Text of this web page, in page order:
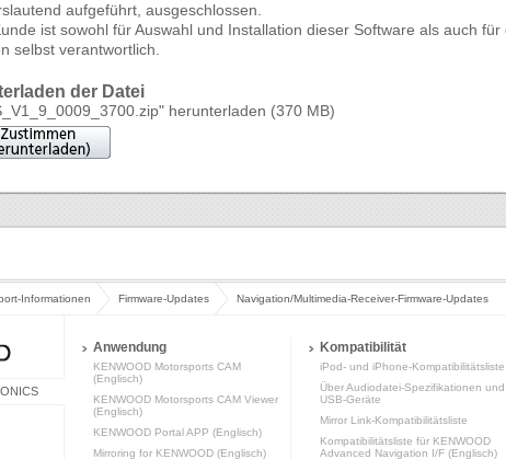
aufgeführt, ausgeschlossen.
ist sowohl für Auswahl und Installation dieser Software als auch
selbst verantwortlich.
der Datei
herunterladen (370 MB)
Informationen Firmware-Updates Navigation/Multimedia-Receiver-Firmware-Updates
Anwendung
KENWOOD Motorsports CAM
(Englisch)
KENWOOD Motorsports CAM Viewer
(Englisch)
KENWOOD Portal APP (Englisch)
Mirroring for KENWOOD (Englisch)
Kompatibilität
iPod- und iPhone-Kompatibilitätsliste
Über Audiodatei-Spezifikationen und
USB-Geräte
Mirror Link-Kompatibilitätsliste
Kompatibilitätsliste für KENWOOD
Advanced Navigation I/F (Englisch)